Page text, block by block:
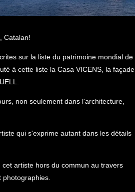
Catalan!
sur la liste du patrimoine mondial de
à cette liste la Casa VICENS, la façade
non seulement dans l'architecture,
qui s'exprime autant dans les détails
artiste hors du commun au travers